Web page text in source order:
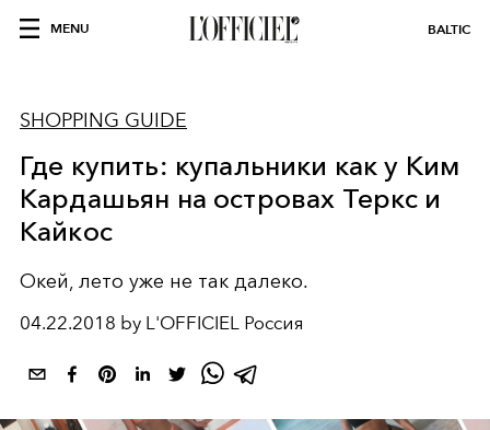
MENU BALTIC
SHOPPING GUIDE
Где купить: купальники как у Ким
Кардашьян на островах Теркс и
Кайкос
Окей, лето уже не так далеко.
04.22.2018 by L'OFFICIEL Россия